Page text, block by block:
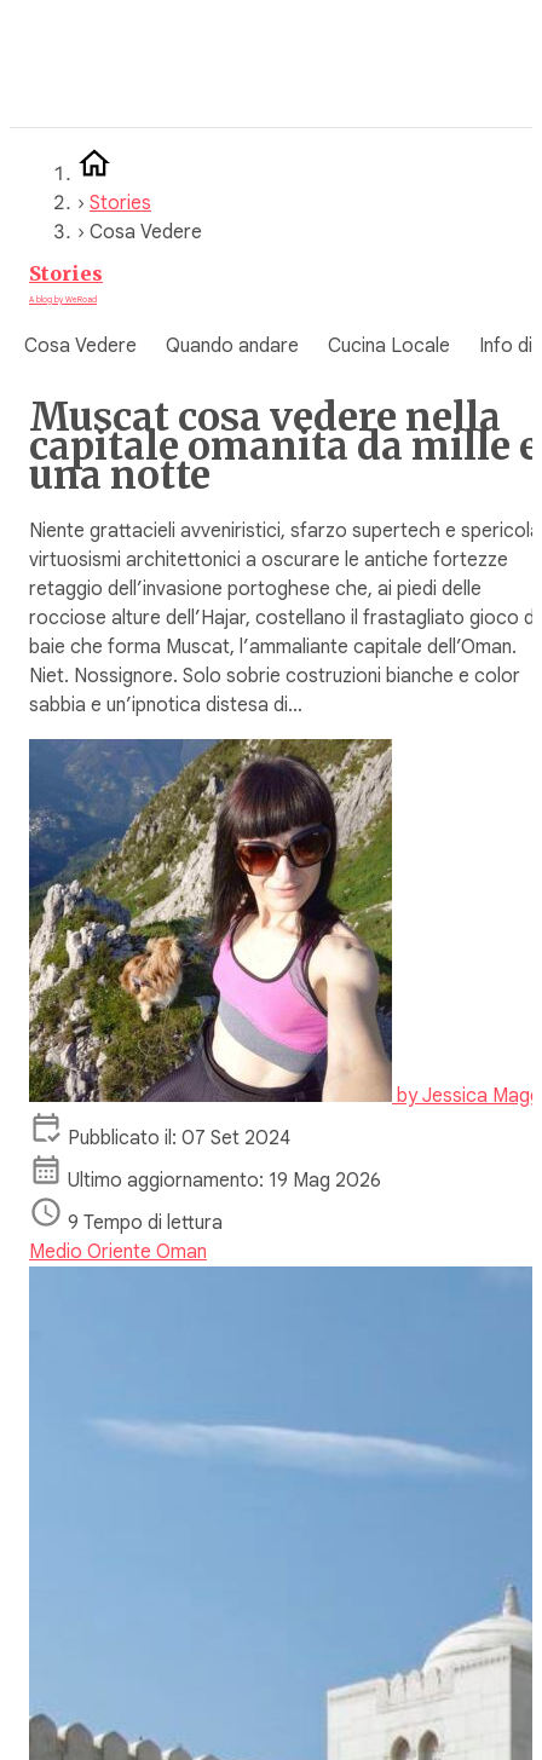
› Stories
› Cosa Vedere
Stories
A blog by WeRoad
Cosa Vedere Quando andare Cucina Locale Info di
Muscat cosa vedere nella
capitale omanita da mille e
una notte
Niente grattacieli avveniristici, sfarzo supertech e
virtuosismi architettonici a oscurare le antiche fortezze
retaggio dell’invasione portoghese che, ai piedi delle
rocciose alture dell’Hajar, costellano il frastagliato gioco di
baie che forma Muscat, l’ammaliante capitale dell’Oman.
Niet. Nossignore. Solo sobrie costruzioni bianche e color
sabbia e un’ipnotica distesa di…
byJessica
Pubblicato il: 07 Set 2024
Ultimo aggiornamento: 19 Mag 2026
9 Tempo di lettura
Medio Oriente Oman